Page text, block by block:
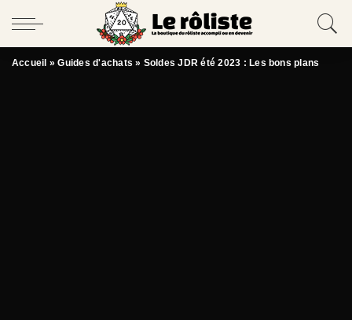
Accueil »Guides d'achats » Soldes JDR été 2023 : Les bons plans